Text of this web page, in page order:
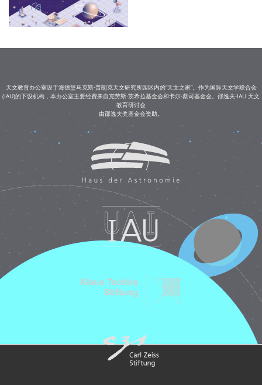
天文教育办公室设于海德堡马克斯·普朗克天文研究所园区内的“天文之家”。作为国际天文学联合会
(IAU)的下设机构，本办公室主要经费来自克劳斯·茨希拉基金会和卡尔·蔡司基金会。邵逸夫-IAU 天文
教育研讨会
由邵逸夫奖基金会资助。